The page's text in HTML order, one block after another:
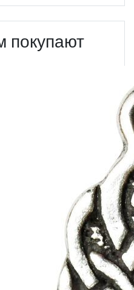
покупают